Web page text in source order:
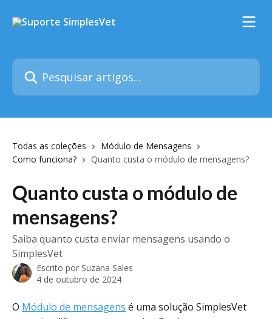
Pesquisar artigos...
Todas as coleções
Módulo de Mensagens
Como funciona?
Quanto custa o módulo de mensagens?
Quanto custa o módulo de
mensagens?
Saiba quanto custa enviar mensagens usando o
SimplesVet
Escrito por Suzana Sales
4 de outubro de 2024
O Módulo de mensagens é uma solução SimplesVet